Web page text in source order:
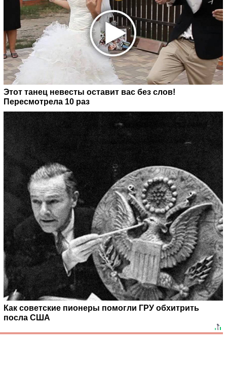
Этот танец невесты оставит вас без слов!
Пересмотрела 10 раз
Как советские пионеры помогли ГРУ обхитрить
посла США